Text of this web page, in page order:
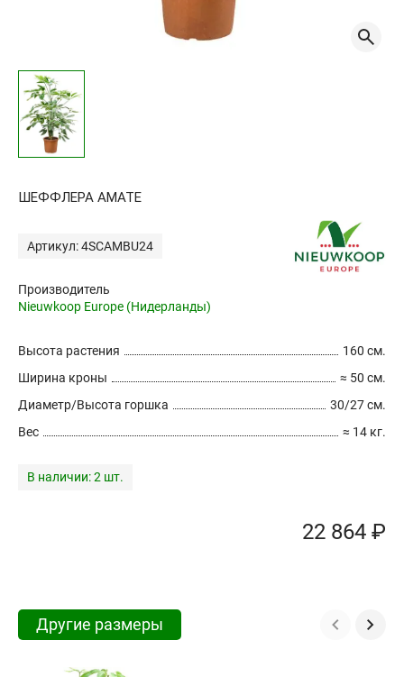
ШЕФФЛЕРА АМАТЕ
Артикул: 4SCAMBU24
Производитель
Nieuwkoop Europe (Нидерланды)
160 см.
Высота растения
≈ 50 см.
Ширина кроны
30/27 см.
Диаметр/Высота горшка
≈ 14 кг.
Вес
В наличии:2 шт.
22 864 ₽
Другие размеры